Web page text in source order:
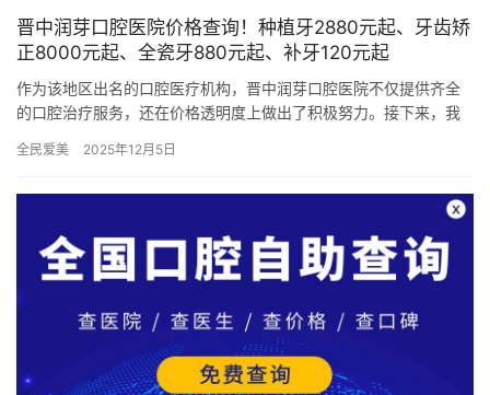
晋中润芽口腔医院价格查询！种植牙2880元起、牙齿矫
正8000元起、全瓷牙880元起、补牙120元起
作为该地区出名的口腔医疗机构，晋中润芽口腔医院不仅提供齐全
的口腔治疗服务，还在价格透明度上做出了积极努力。接下来，我
格。 …
全民爱美 2025年12月5日